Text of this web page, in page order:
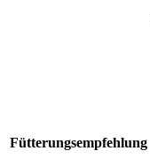
Fütterungsempfehlung